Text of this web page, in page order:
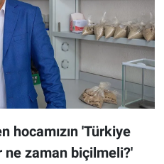
hocamızın 'Türkiye
ne zaman biçilmeli?'